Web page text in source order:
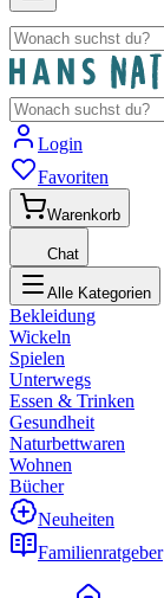
Login
Favoriten
Warenkorb
Chat
Alle Kategorien
Bekleidung
Wickeln
Spielen
Unterwegs
Essen & Trinken
Gesundheit
Naturbettwaren
Wohnen
Bücher
Neuheiten
Familienratgeber